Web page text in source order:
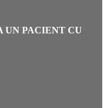
UN PACIENT CU